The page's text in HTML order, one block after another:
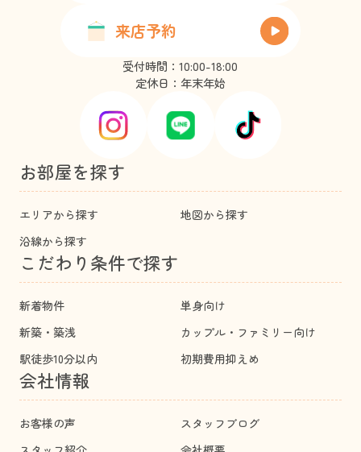
来店予約
受付時間：10:00-18:00
定休日：年末年始
お部屋を探す
エリアから探す
地図から探す
沿線から探す
こだわり条件で探す
新着物件
単身向け
新築・築浅
カップル・ファミリー向け
駅徒歩10分以内
初期費用抑えめ
会社情報
お客様の声
スタッフブログ